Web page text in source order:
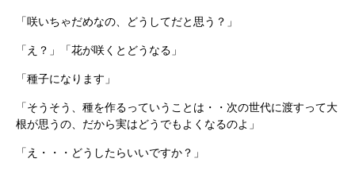
「咲いちゃだめなの、どうしてだと思う？」
「え？」「花が咲くとどうなる」
「種子になります」
「そうそう、種を作るっていうことは・・次の世代に渡すって大
根が思うの、だから実はどうでもよくなるのよ」
「え・・・どうしたらいいですか？」